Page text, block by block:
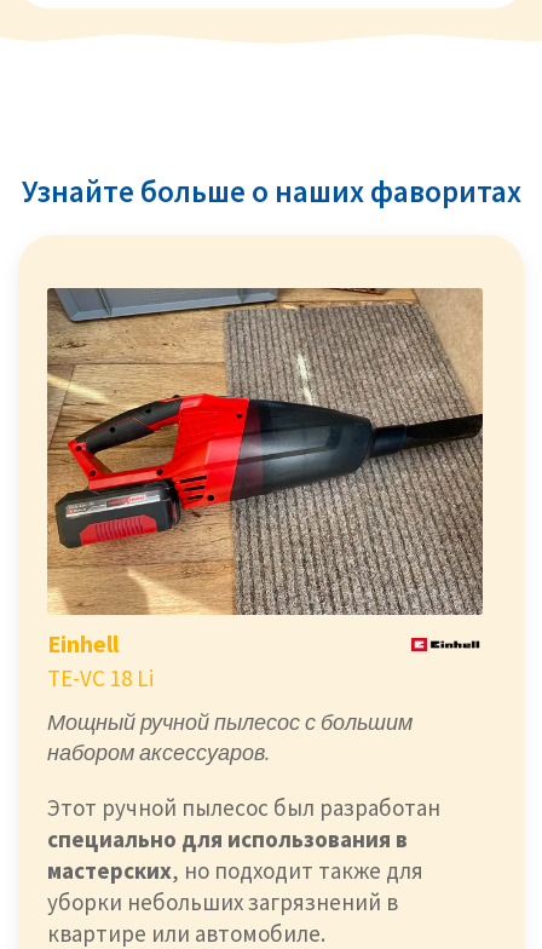
Узнайте больше о наших фаворитах
Einhell
TE-VC 18 Li
Мощный ручной пылесос с большим
набором аксессуаров.
Этот ручной пылесос был разработан
специально для использования в
мастерских, но подходит также для
уборки небольших загрязнений в
квартире или автомобиле.